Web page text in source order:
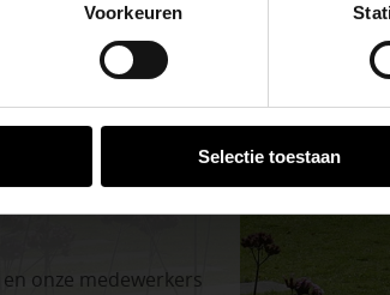
Voorkeuren
Selectie toestaan
onze medewerkers
en inspirerende showtuinen helpen we